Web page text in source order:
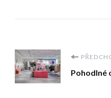
Navigace
příspěvku
Pohodlné